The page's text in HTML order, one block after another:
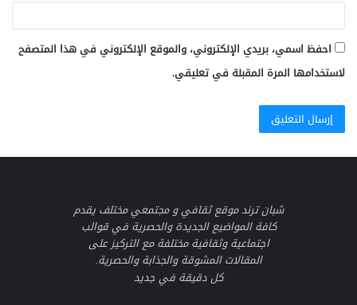
احفظ اسمي، بريدي الإلكتروني، والموقع الإلكتروني في هذا المتصفح
لاستخدامها المرة المقبلة في تعليقي.
شبان ترند موقع ثقافي و مجتمعي مختلف يقدم
كافة المواضيع الجديدة والحصرية في قوالب
اجتماعية وثقافية مختلفة مع التركيز على
المقالات المشوقة والجذابة والحصرية.
كل دقيقة في جديد